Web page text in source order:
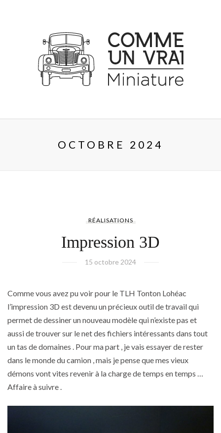
OCTOBRE 2024
RÉALISATIONS
Impression 3D
15 octobre 2024
Comme vous avez pu voir pour le TLH Tonton Lohéac
l’impression 3D est devenu un précieux outil de travail qui
permet de dessiner un nouveau modèle qui n’existe pas et
aussi de trouver sur le net des fichiers intéressants dans tout
un tas de domaines . Pour ma part , je vais essayer de rester
dans le monde du camion , mais je pense que mes vieux
démons vont vites revenir à la charge de temps en temps …
Affaire à suivre .